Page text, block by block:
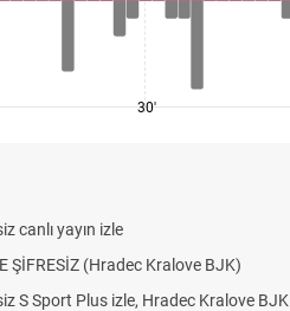
30'
canlı yayın izle
ŞİFRESİZ (Hradec Kralove BJK)
S Sport Plus izle, Hradec Kralove